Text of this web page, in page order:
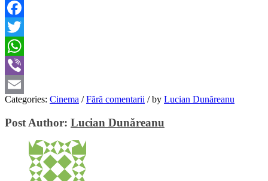
Facebook
Twitter
WhatsApp
Viber
Email
Categories: Cinema / Fără comentarii /by Lucian Dunăreanu
Post Author: Lucian Dunăreanu